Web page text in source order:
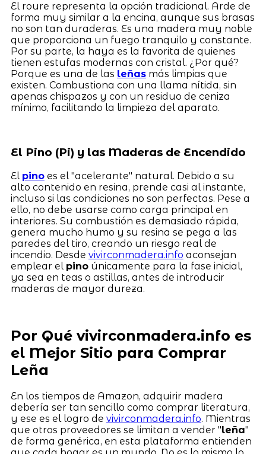
El roure representa la opción tradicional. Arde de
forma muy similar a la encina, aunque sus brasas
no son tan duraderas. Es una madera muy noble
que proporciona un fuego tranquilo y constante.
Por su parte, la haya es la favorita de quienes
tienen estufas modernas con cristal. ¿Por qué?
Porque es una de las leñasmás limpias que
existen. Combustiona con una llama nítida, sin
apenas chispazos y con un residuo de ceniza
mínimo, facilitando la limpieza del aparato.
El Pino (Pi) y las Maderas de Encendido
El pinoes el "acelerante" natural. Debido a su
alto contenido en resina, prende casi al instante,
incluso si las condiciones no son perfectas. Pese a
ello, no debe usarse como carga principal en
interiores. Su combustión es demasiado rápida,
genera mucho humo y su resina se pega a las
paredes del tiro, creando un riesgo real de
incendio. Desde vivirconmadera.info aconsejan
emplear el pinoúnicamente para la fase inicial,
ya sea en teas o astillas, antes de introducir
maderas de mayor dureza.
Por Qué vivirconmadera.info es
el Mejor Sitio para Comprar
Leña
En los tiempos de Amazon, adquirir madera
debería ser tan sencillo como comprar literatura,
y ese es el logro de vivirconmadera.info. Mientras
que otros proveedores se limitan a vender "leña"
de forma genérica, en esta plataforma entienden